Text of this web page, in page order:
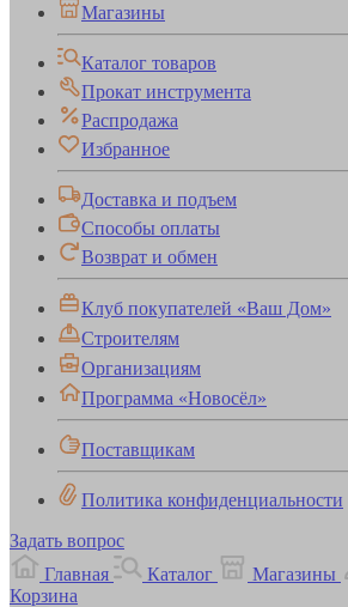
Магазины
Каталог товаров
Прокат инструмента
Распродажа
Избранное
Доставка и подъем
Способы оплаты
Возврат и обмен
Клуб покупателей «Ваш Дом»
Строителям
Организациям
Программа «Новосёл»
Поставщикам
Политика конфиденциальности
Задать вопрос
Главная
Каталог Магазины
Корзина